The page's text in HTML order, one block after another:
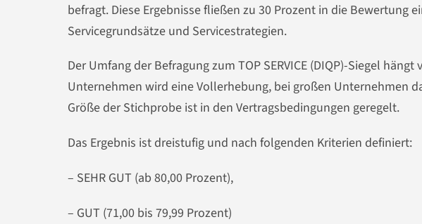
befragt. Diese Ergebnisse fließen zu 30 Prozent in die Bewertung
Servicegrundsätze und Servicestrategien.
Der Umfang der Befragung zum TOP SERVICE (DIQP)-Siegel
Unternehmen wird eine Vollerhebung, bei großen Unternehmen
Größe der Stichprobe ist in den Vertragsbedingungen geregelt.
Das Ergebnis ist dreistufig und nach folgenden Kriterien definiert:
– SEHR GUT (ab 80,00 Prozent),
– GUT (71,00 bis 79,99 Prozent)